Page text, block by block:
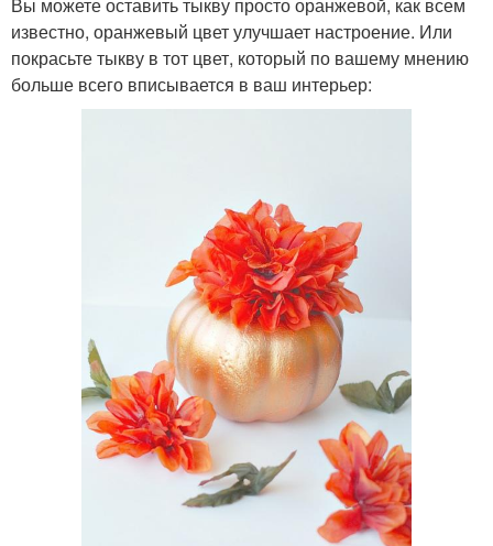
известно, оранжевый цвет улучшает настроение. Или
покрасьте тыкву в тот цвет, который по вашему мнению
больше всего вписывается в ваш интерьер: